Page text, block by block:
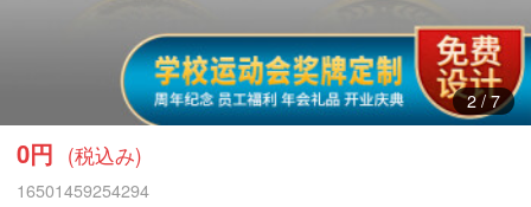
3/7
0円 (税込み)
16501459254294